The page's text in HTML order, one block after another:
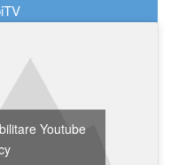
Youtube